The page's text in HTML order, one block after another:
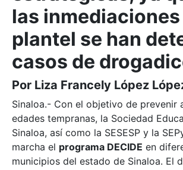
las inmediaciones
plantel se han
casos de
Por Liza Francely López
Sinaloa.- Con el objetivo de prevenir
edades tempranas, la Sociedad
Sinaloa, así como la SESESP y la
marcha el programa DECIDE en
municipios del estado de Sinaloa. El